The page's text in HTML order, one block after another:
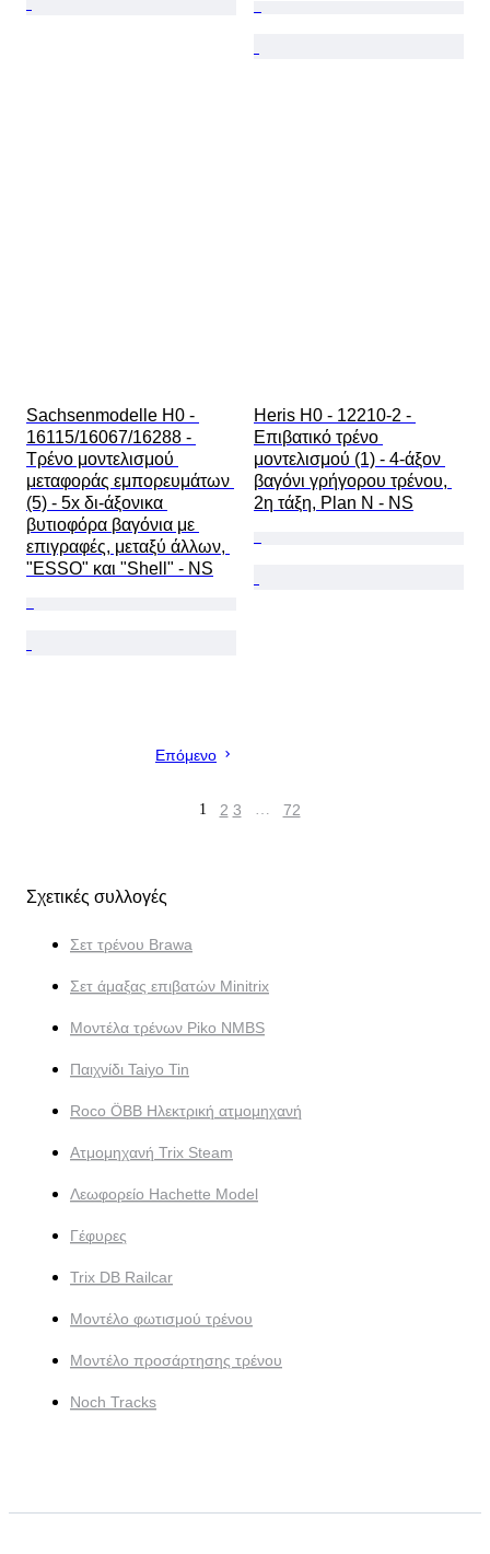
Sachsenmodelle H0 -
16115/16067/16288 -
Τρένο μοντελισμού
μεταφοράς εμπορευμάτων
(5) - 5x δι-άξονικα
βυτιοφόρα βαγόνια με
επιγραφές, μεταξύ άλλων,
"ESSO" και "Shell" - NS
Heris H0 - 12210-2 -
Επιβατικό τρένο
μοντελισμού (1) - 4-άξον
βαγόνι γρήγορου τρένου,
2η τάξη, Plan N - NS
Επόμενο
1 2 3 … 72
Σχετικές συλλογές
Σετ τρένου Brawa
Σετ άμαξας επιβατών Minitrix
Μοντέλα τρένων Piko NMBS
Παιχνίδι Taiyo Tin
Roco ÖBB Ηλεκτρική ατμομηχανή
Ατμομηχανή Trix Steam
Λεωφορείο Hachette Model
Γέφυρες
Trix DB Railcar
Μοντέλο φωτισμού τρένου
Μοντέλο προσάρτησης τρένου
Noch Tracks